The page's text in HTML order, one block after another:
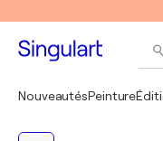
NouveautésPeinture